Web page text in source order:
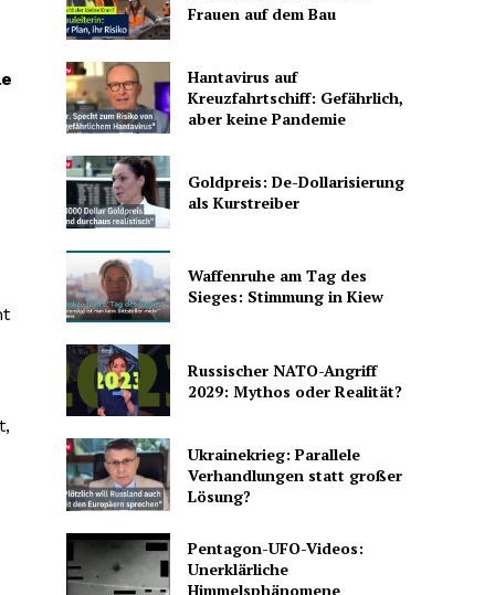
Frauen auf dem Bau
Hantavirus auf
Kreuzfahrtschiff: Gefährlich,
aber keine Pandemie
Goldpreis: De-Dollarisierung
als Kurstreiber
Waffenruhe am Tag des
Sieges: Stimmung in Kiew
Russischer NATO-Angriff
2029: Mythos oder Realität?
Ukrainekrieg: Parallele
Verhandlungen statt großer
Lösung?
Pentagon-UFO-Videos:
Unerklärliche
Himmelsphänomene